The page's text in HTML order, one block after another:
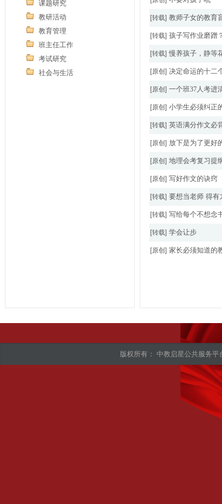
课题研究
教研活动
教育管理
班主任工作
考试研究
社会与生活
[转载] 教师子女的教育
[转载] 孩子写作业磨蹭
[转载]慢养孩子，静等
[原创] 决定命运的十二
[原创] 一个班37人考进
[原创] 小学生必须纠正
[转载] 英语满分作文必
[原创] 放下是为了更好
[原创] 地理会考复习提
[原创] 写好作文的诀窍
[转载] 要想当老师 得有
[转载] 写给每个不想念
[转载] 学会让步
[原创] 家长必须知道的
版权所有： 中教启星公共服务平